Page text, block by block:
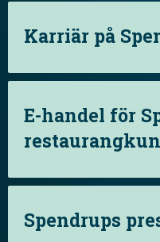
Karriär på
E-handel för
Spendrups